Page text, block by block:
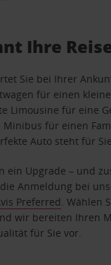
Ihre
Sie bei Ihrer
für einen
Limousine für eine
Minibus für einen
Auto steht für
ein Upgrade – und
Anmeldung bei
Preferred . Wählen
wir bereiten Ihren
für Sie vor.